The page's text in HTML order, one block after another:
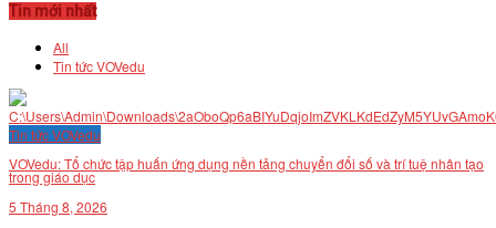
Tin mới nhất
All
Tin tức VOVedu
Tin tức VOVedu
VOVedu: Tổ chức tập huấn ứng dụng nền tảng chuyển đổi số và trí tuệ nhân tạo
trong giáo dục
5 Tháng 8, 2026